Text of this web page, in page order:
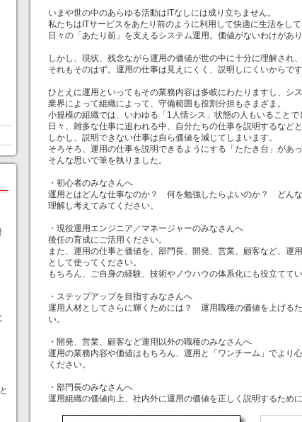
いまや世の中のあらゆる活動はITなしには成り立ちません。
私たちはITサービスをあたり前のように利用して快適に生活をして
日々の「あたり前」を支えるシステム運用。価値がないわけがあり
しかし、現状、残念ながら運用の価値が世の中に十分に理解され
それもそのはず。運用の仕事は見えにくく、説明しにくいからです
ひとえに運用といってもその業務内容は多岐にわたりますし、シ
業界によって組織によって、守備範囲も役割分担もさまざま。
小規模の組織では、いわゆる「1人情シス」状態の人もいることで
日々、雑多な仕事に追われる中、自分たちの仕事を説明するなど
しかし、説明できない仕事は自ら価値を減じてしまいます。
そろそろ、運用の仕事を説明できるようにする「たたき台」があ
そんな思いで筆を執りました。
・初心者のみなさんへ
運用とはどんな仕事なのか？ 何を勉強したらよいのか？ どん
理解し考えてみてください。
・現役運用エンジニア／マネージャーのみなさんへ
後任の育成にご活用ください。
また、運用の仕事と価値を、部門長、開発、営業、顧客など、運
として使ってください。
もちろん、ご自身の経験、技術やノウハウの体系化にも役立ててい
・ステップアップを目指すみなさんへ
運用人材としてさらに輝くためには？ 運用職種の価値を上げる
い。
・開発、営業、顧客など運用以外の職種のみなさんへ
運用の業務内容や価値はもちろん、運用と「ワンチーム」でより
ください。
・部門長のみなさんへ
運用組織の価値向上、社内外に運用の価値を正しく説明するために